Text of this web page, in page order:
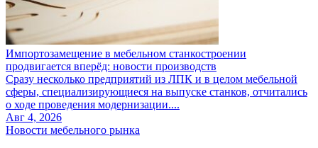
Импортозамещение в мебельном станкостроении
продвигается вперёд: новости производств
Сразу несколько предприятий из ЛПК и в целом мебельной
сферы, специализирующиеся на выпуске станков, отчитались
о ходе проведения модернизации....
Авг 4, 2026
Новости мебельного рынка